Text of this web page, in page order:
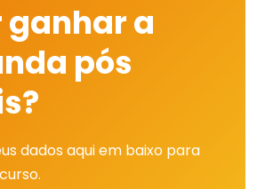
ganhar a
pós
dados aqui em baixo para